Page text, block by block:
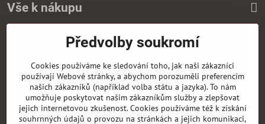
Vše k nákupu
Zasíláme i na SlovenskoPředvolby soukromí
Cookies používáme ke sledování toho, jak naši zákazníci
používají Webové stránky, a abychom porozuměli preferencím
našich zákazníků (například volba státu a jazyka). To nám
umožňuje poskytovat našim zákazníkům služby a zlepšovat
jejich internetovou zkušenost. Cookies používáme též k získání
souhrnných údajů o provozu na stránkách a jejich komunikaci,